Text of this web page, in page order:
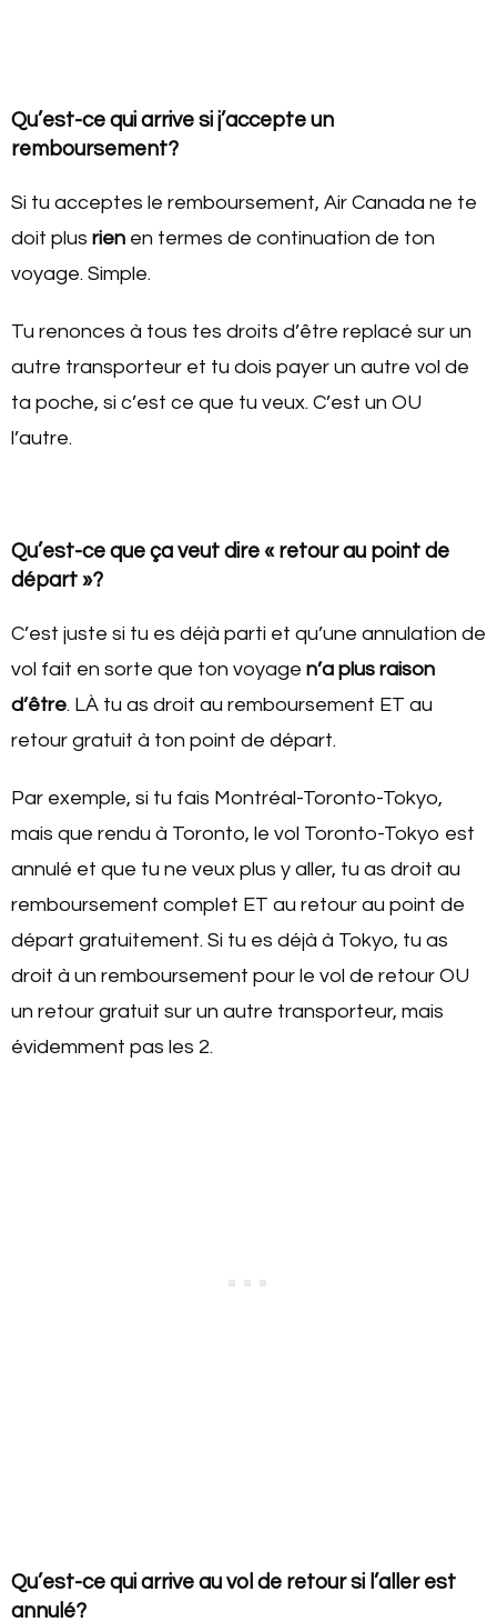
Qu’est-ce qui arrive si j’accepte un
remboursement?
Si tu acceptes le remboursement, Air Canada ne te
doit plus rien en termes de continuation de ton
voyage. Simple.
Tu renonces à tous tes droits d’être replacé sur un
autre transporteur et tu dois payer un autre vol de
ta poche, si c’est ce que tu veux. C’est un OU
l’autre.
Qu’est-ce que ça veut dire « retour au point de
départ »?
C’est juste si tu es déjà parti et qu’une annulation de
vol fait en sorte que ton voyage n’a plus raison
d’être. LÀ tu as droit au remboursement ET au
retour gratuit à ton point de départ.
Par exemple, si tu fais Montréal-Toronto-Tokyo,
mais que rendu à Toronto, le vol Toronto-Tokyo est
annulé et que tu ne veux plus y aller, tu as droit au
remboursement complet ET au retour au point de
départ gratuitement. Si tu es déjà à Tokyo, tu as
droit à un remboursement pour le vol de retour OU
un retour gratuit sur un autre transporteur, mais
évidemment pas les 2.
Qu’est-ce qui arrive au vol de retour si l’aller est
annulé?